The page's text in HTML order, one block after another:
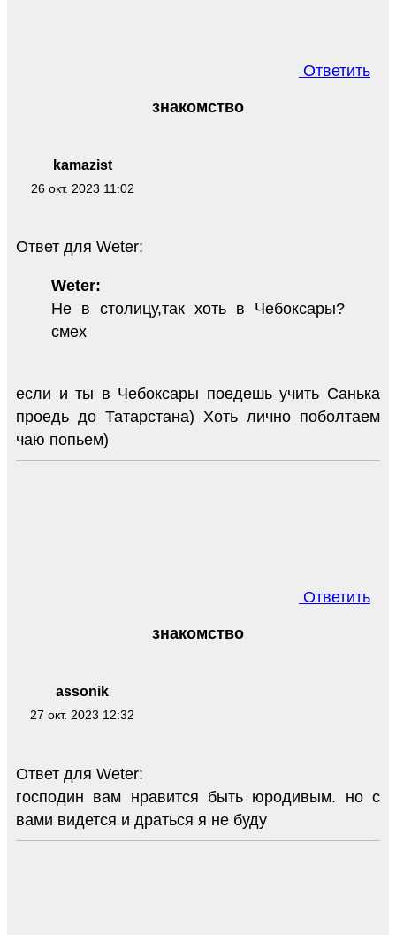
Ответить
kamazist
26 окт. 2023 11:02
знакомство
Ответ для Weter:
Weter:
Не в столицу,так хоть в Чебоксары?
смех
если и ты в Чебоксары поедешь учить Санька
проедь до Татарстана) Хоть лично поболтаем
чаю попьем)
Ответить
assonik
27 окт. 2023 12:32
знакомство
Ответ для Weter:
господин вам нравится быть юродивым. но с
вами видется и драться я не буду